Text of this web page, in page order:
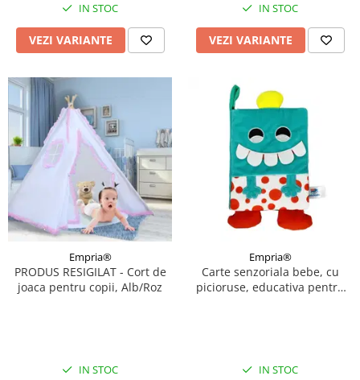
IN STOC
VEZI VARIANTE
IN STOC
VEZI VARIANTE
Empria®
PRODUS RESIGILAT - Cort de
joaca pentru copii, Alb/Roz
IN STOC
Empria®
Carte senzoriala bebe, cu
picioruse, educativa pentru
IN STOC